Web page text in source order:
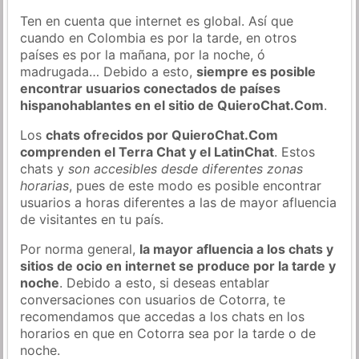
Ten en cuenta que internet es global. Así que
cuando en Colombia es por la tarde, en otros
países es por la mañana, por la noche, ó
madrugada… Debido a esto,siempre es posible
encontrar usuarios conectados de países
hispanohablantes en el sitio de QuieroChat.Com.
Loschats ofrecidos por QuieroChat.Com
comprenden el Terra Chat y el LatinChat. Estos
chats yson accesibles desde diferentes zonas
horarias, pues de este modo es posible encontrar
usuarios a horas diferentes a las de mayor afluencia
de visitantes en tu país.
Por norma general, la mayor afluencia a los chats y
sitios de ocio en internet se produce por la tarde y
noche. Debido a esto, si deseas entablar
conversaciones con usuarios de Cotorra, te
recomendamos que accedas a los chats en los
horarios en que en Cotorra sea por la tarde o de
noche.